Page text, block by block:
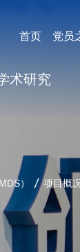
首页 党员
术研究
） 项目概